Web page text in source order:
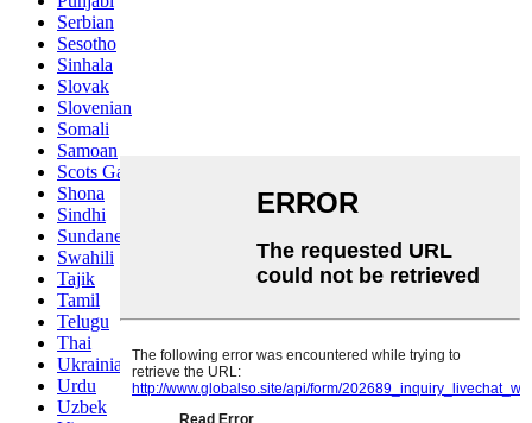
Serbian
Sesotho
Sinhala
Slovak
Slovenian
Somali
Samoan
Scots Gaelic
Shona
Sindhi
Sundanese
Swahili
Tajik
Tamil
Telugu
Thai
Ukrainian
Urdu
Uzbek